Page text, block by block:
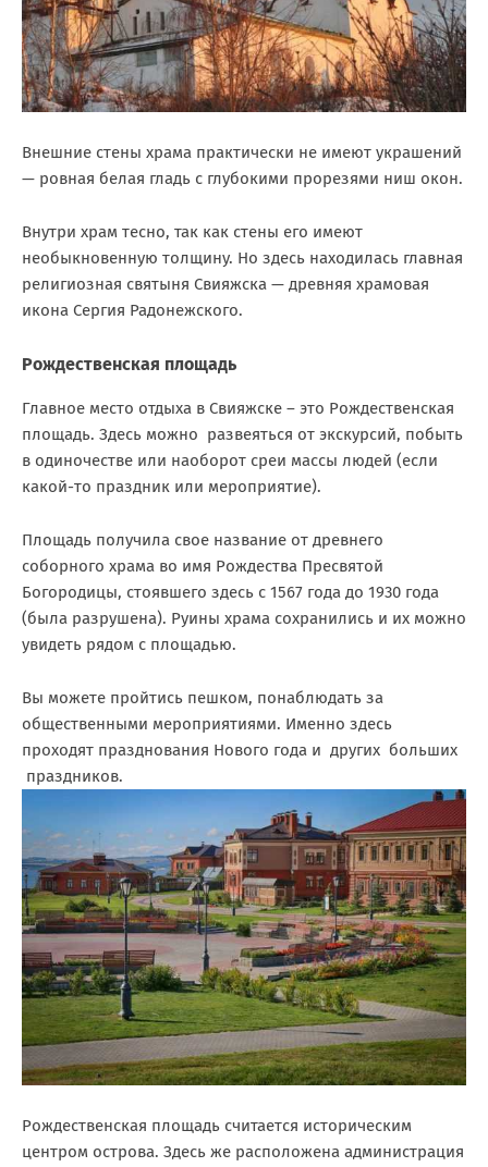
Внешние стены храма практически не имеют украшений
— ровная белая гладь с глубокими прорезями ниш окон.
Внутри храм тесно, так как стены его имеют
необыкновенную толщину. Но здесь находилась главная
религиозная святыня Свияжска — древняя храмовая
икона Сергия Радонежского.
Рождественская площадь
Главное место отдыха в Свияжске – это Рождественская
площадь. Здесь можно развеяться от экскурсий, побыть
в одиночестве или наоборот среи массы людей (если
какой-то праздник или мероприятие).
Площадь получила свое название от древнего
соборного храма во имя Рождества Пресвятой
Богородицы, стоявшего здесь с 1567 года до 1930 года
(была разрушена). Руины храма сохранились и их можно
увидеть рядом с площадью.
Вы можете пройтись пешком, понаблюдать за
общественными мероприятиями. Именно здесь
проходят празднования Нового года и других больших
праздников.
Рождественская площадь считается историческим
центром острова. Здесь же расположена администрация